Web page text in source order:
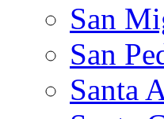
San
San
Santa